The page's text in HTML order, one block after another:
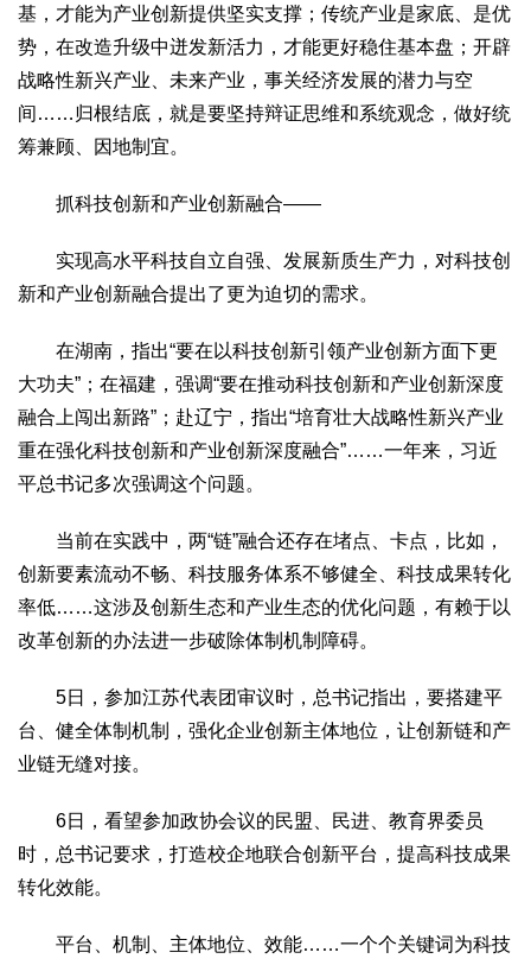
基，才能为产业创新提供坚实支撑；传统产业是家底、是优
势，在改造升级中迸发新活力，才能更好稳住基本盘；开辟
战略性新兴产业、未来产业，事关经济发展的潜力与空
间……归根结底，就是要坚持辩证思维和系统观念，做好统
筹兼顾、因地制宜。
抓科技创新和产业创新融合——
实现高水平科技自立自强、发展新质生产力，对科技创
新和产业创新融合提出了更为迫切的需求。
在湖南，指出“要在以科技创新引领产业创新方面下更
大功夫”；在福建，强调“要在推动科技创新和产业创新深度
融合上闯出新路”；赴辽宁，指出“培育壮大战略性新兴产业
重在强化科技创新和产业创新深度融合”……一年来，习近
平总书记多次强调这个问题。
当前在实践中，两“链”融合还存在堵点、卡点，比如，
创新要素流动不畅、科技服务体系不够健全、科技成果转化
率低……这涉及创新生态和产业生态的优化问题，有赖于以
改革创新的办法进一步破除体制机制障碍。
5日，参加江苏代表团审议时，总书记指出，要搭建平
台、健全体制机制，强化企业创新主体地位，让创新链和产
业链无缝对接。
6日，看望参加政协会议的民盟、民进、教育界委员
时，总书记要求，打造校企地联合创新平台，提高科技成果
转化效能。
平台、机制、主体地位、效能……一个个关键词为科技